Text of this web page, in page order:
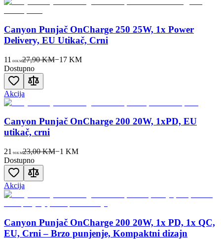
Canyon Punjač OnCharge 250 25W, 1x Power
Delivery, EU Utikač, Crni
11 00KM27,90 KM−17KM
Dostupno
Akcija
Canyon Punjač OnCharge 200 20W, 1xPD, EU
utikač, crni
21 90KM23,00 KM−1 KM
Dostupno
Akcija
Canyon Punjač OnCharge 200 20W, 1x PD, 1x QC,
EU, Crni – Brzo punjenje, Kompaktni dizajn